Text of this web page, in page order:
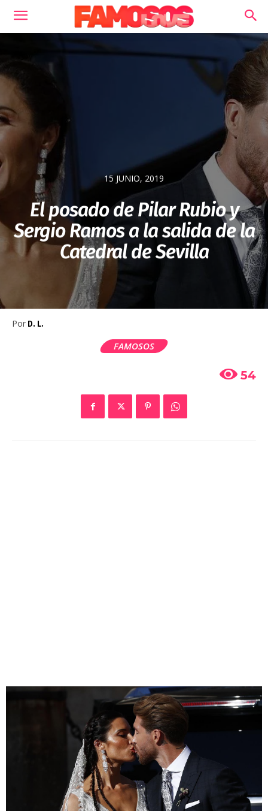
15 JUNIO, 2019
El posado de Pilar Rubio y
Sergio Ramos a la salida de la
Catedral de Sevilla
Por D. L.
FAMOSOS
54